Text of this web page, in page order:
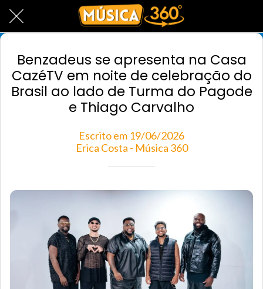
Benzadeus se apresenta na Casa
CazéTV em noite de celebração do
Brasil ao lado de Turma do Pagode
e Thiago Carvalho
Escrito em 19/06/2026
Erica Costa - Música 360